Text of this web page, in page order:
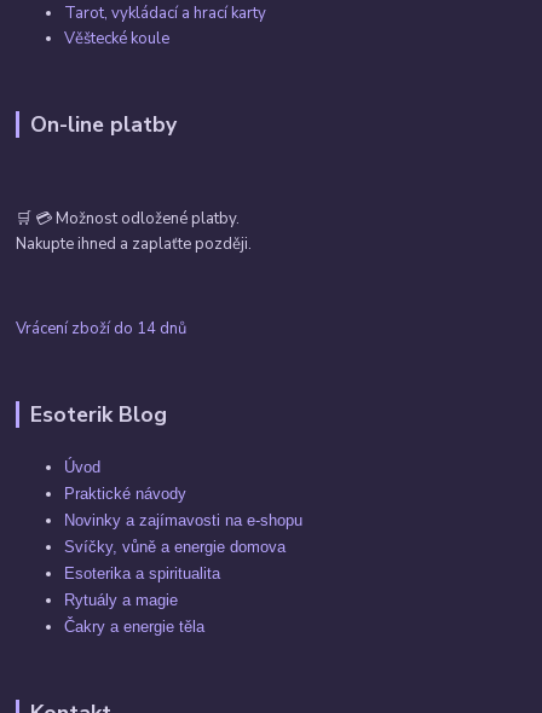
Tarot, vykládací a hrací karty
Věštecké koule
On-line platby
🛒 💳 Možnost odložené platby.
Nakupte ihned a zaplaťte později.
Vrácení zboží do 14 dnů
Esoterik Blog
Úvod
Praktické návody
Novinky a zajímavosti na e-shopu
Svíčky, vůně a energie domova
Esoterika a spiritualita
Rytuály a magie
Čakry a energie těla